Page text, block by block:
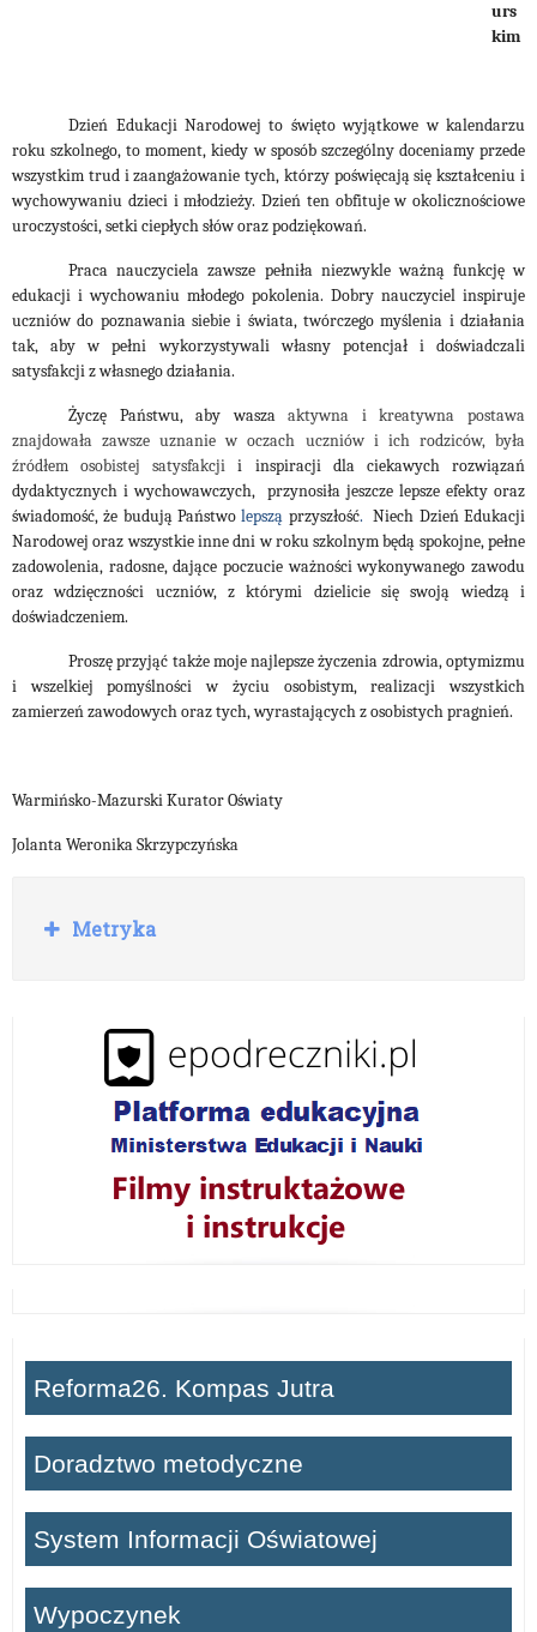
urs
kim
Dzień Edukacji Narodowej to święto wyjątkowe w kalendarzu
roku szkolnego, to moment, kiedy w sposób szczególny doceniamy przede
wszystkim trud i zaangażowanie tych, którzy poświęcają się kształceniu i
wychowywaniu dzieci i młodzieży. Dzień ten obfituje w okolicznościowe
uroczystości, setki ciepłych słów oraz podziękowań.
Praca nauczyciela zawsze pełniła niezwykle ważną funkcję w
edukacji i wychowaniu młodego pokolenia. Dobry nauczyciel inspiruje
uczniów do poznawania siebie i świata, twórczego myślenia i działania
tak, aby w pełni wykorzystywali własny potencjał i doświadczali
satysfakcji z własnego działania.
Życzę Państwu, aby waszaaktywna i kreatywna postawa
znajdowała zawsze uznanie w oczach uczniów i ich rodziców, była
źródłem osobistej satysfakcji i inspiracji dla ciekawych rozwiązań
dydaktycznych i wychowawczych, przynosiła jeszcze lepsze efekty oraz
świadomość, że budują Państwo lepszą przyszłość. Niech Dzień Edukacji
Narodowej oraz wszystkie inne dni w roku szkolnym będą spokojne, pełne
zadowolenia, radosne, dające poczucie ważności wykonywanego zawodu
oraz wdzięczności uczniów, z którymi dzielicie się swoją wiedzą i
doświadczeniem.
Proszę przyjąć także moje najlepsze życzenia zdrowia, optymizmu
i wszelkiej pomyślności w życiu osobistym, realizacji wszystkich
zamierzeń zawodowych oraz tych, wyrastających z osobistych pragnień.
Warmińsko-Mazurski Kurator Oświaty
Jolanta Weronika Skrzypczyńska
R
o
Metryka
Reforma26. Kompas Jutra
Doradztwo metodyczne
System Informacji Oświatowej
Wypoczynek